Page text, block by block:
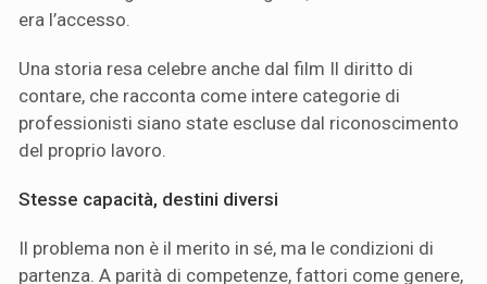
era l’accesso.
Una storia resa celebre anche dal film Il diritto di
contare, che racconta come intere categorie di
professionisti siano state escluse dal riconoscimento
del proprio lavoro.
Stesse capacità, destini diversi
Il problema non è il merito in sé, ma le condizioni di
partenza. A parità di competenze, fattori come genere,